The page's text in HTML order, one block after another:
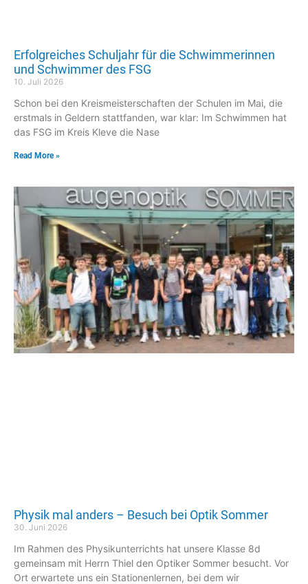
Erfolgreiches Schuljahr für die Schwimmerinnen
und Schwimmer des FSG
10. Juli 2026
Schon bei den Kreismeisterschaften der Schulen im Mai, die
erstmals in Geldern stattfanden, war klar: Im Schwimmen hat
das FSG im Kreis Kleve die Nase
Read More »
Physik mal anders – Besuch bei Optik Sommer
30. Juni 2026
Im Rahmen des Physikunterrichts hat unsere Klasse 8d
gemeinsam mit Herrn Thiel den Optiker Sommer besucht. Vor
Ort erwartete uns ein Stationenlernen, bei dem wir